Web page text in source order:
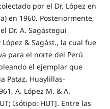
por el Dr. López en
en 1960. Posteriormente,
Dr. A. Sagástegui
López & Sagást., la cual fue
para el norte del Perú
el ejemplar que
Pataz, Huaylillas-
A. López M. & A.
Isótipo: HUT]. Entre las